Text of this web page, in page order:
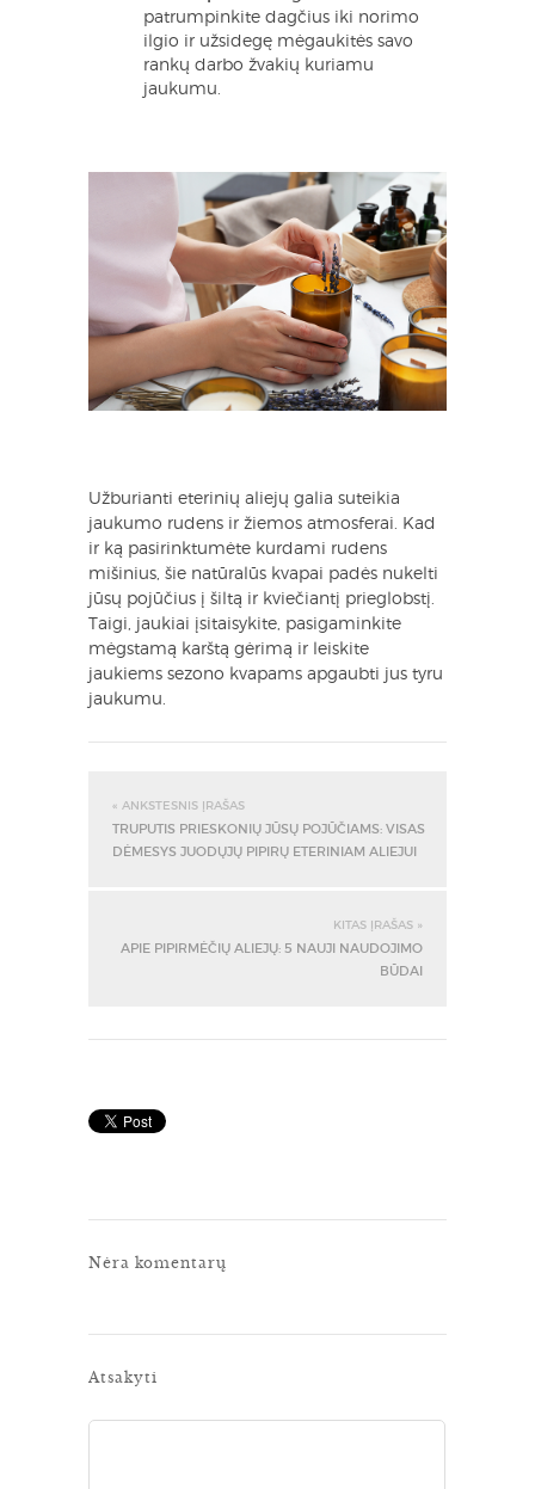
patrumpinkite dagčius iki norimo
ilgio ir užsidegę mėgaukitės savo
rankų darbo žvakių kuriamu
jaukumu.
Užburianti eterinių aliejų galia suteikia
jaukumo rudens ir žiemos atmosferai. Kad
ir ką pasirinktumėte kurdami rudens
mišinius, šie natūralūs kvapai padės nukelti
jūsų pojūčius į šiltą ir kviečiantį prieglobstį.
Taigi, jaukiai įsitaisykite, pasigaminkite
mėgstamą karštą gėrimą ir leiskite
jaukiems sezono kvapams apgaubti jus tyru
jaukumu.
« ANKSTESNIS ĮRAŠAS
TRUPUTIS PRIESKONIŲ JŪSŲ POJŪČIAMS: VISAS
DĖMESYS JUODŲJŲ PIPIRŲ ETERINIAM ALIEJUI
KITAS ĮRAŠAS »
APIE PIPIRMĖČIŲ ALIEJŲ: 5 NAUJI NAUDOJIMO
BŪDAI
Nėra komentarų
Atsakyti